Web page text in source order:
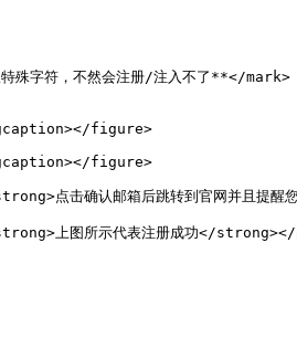
符，不然会注册/注入不了**</mark>
figure>
figure>
点击确认邮箱后跳转到官网并且提
上图所示代表注册成功</